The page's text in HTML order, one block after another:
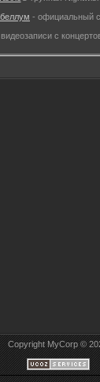
- официальный
видеозаписи с
Copyright MyCorp ©